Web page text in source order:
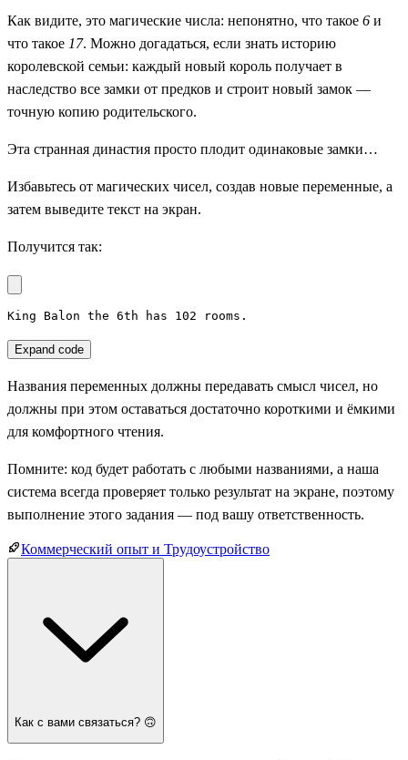
Как видите, это магические числа: непонятно, что такое 6 и
что такое 17. Можно догадаться, если знать историю
королевской семьи: каждый новый король получает в
наследство все замки от предков и строит новый замок —
точную копию родительского.
Эта странная династия просто плодит одинаковые замки…
Избавьтесь от магических чисел, создав новые переменные, а
затем выведите текст на экран.
Получится так:
King Balon the 6th has 102 rooms.
Expand code
Названия переменных должны передавать смысл чисел, но
должны при этом оставаться достаточно короткими и ёмкими
для комфортного чтения.
Помните: код будет работать с любыми названиями, а наша
система всегда проверяет только результат на экране, поэтому
выполнение этого задания — под вашу ответственность.
Коммерческий опыт и Трудоустройство
Как с вами связаться? 🙃